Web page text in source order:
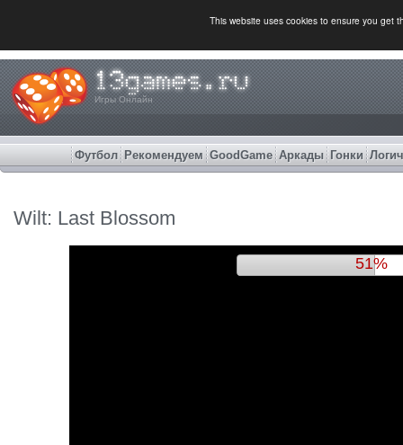
This website uses cookies to ensure you get
Игры Онлайн
Футбол Рекомендуем GoodGame Аркады Гонки
Wilt: Last Blossom
54%